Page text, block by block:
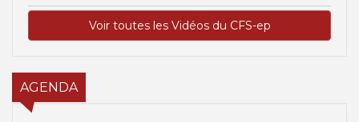
Voir toutes les Vidéos du CFS-ep
AGENDA